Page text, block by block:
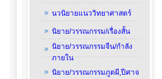
นวนิยายแนววิทยาศาสตร์
นิยาย/วรรณกรรม/เรื่องสั้น
นิยาย/วรรณกรรมจีน/กำลัง
ภายใน
นิยาย/วรรณกรรมภูตผี,ปีศาจ